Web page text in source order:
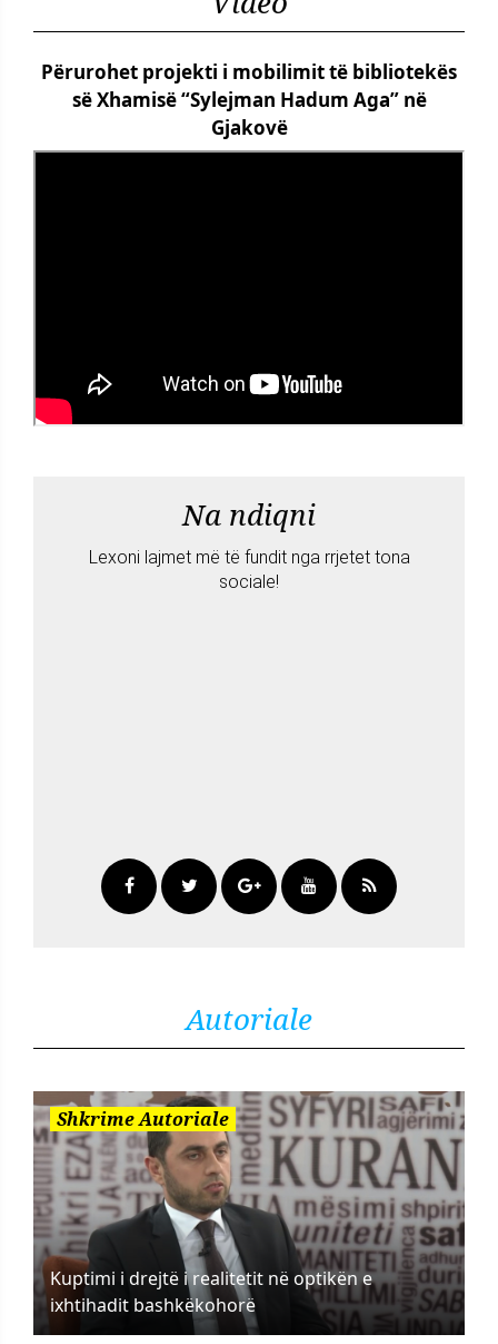
Përurohet projekti i mobilimit të bibliotekës
së Xhamisë “Sylejman Hadum Aga” në
Gjakovë
Na ndiqni
Lexoni lajmet më të fundit nga rrjetet tona
sociale!
Autoriale
Shkrime Autoriale
Kuptimi i drejtë i realitetit në optikën e
ixhtihadit bashkëkohorë